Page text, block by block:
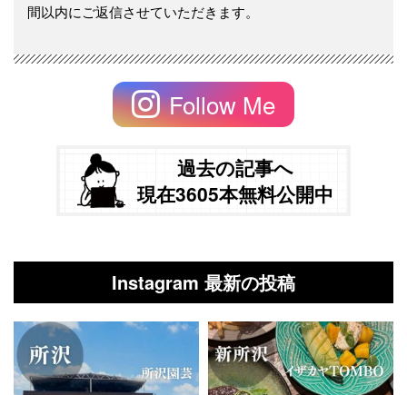
間以内にご返信させていただきます。
Follow Me
過去の記事へ
現在3605本無料公開中
Instagram 最新の投稿